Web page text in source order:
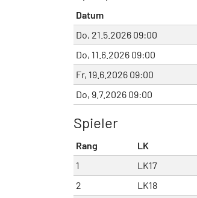
Datum
Do, 21.5.2026 09:00
Do, 11.6.2026 09:00
Fr, 19.6.2026 09:00
Do, 9.7.2026 09:00
Spieler
Rang LK
1
LK17
2
LK18